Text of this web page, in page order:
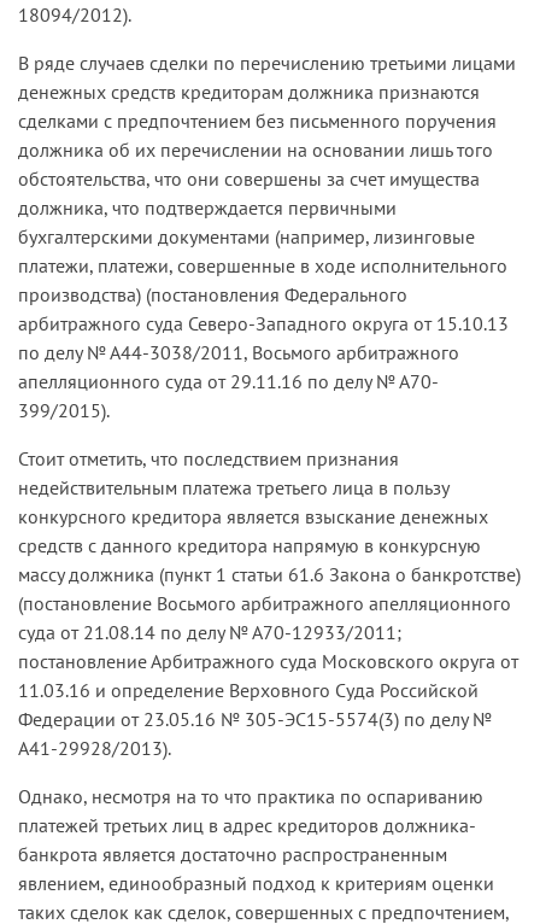
18094/2012).
В ряде случаев сделки по перечислению третьими лицами
денежных средств кредиторам должника признаются
сделками с предпочтением без письменного поручения
должника об их перечислении на основании лишь того
обстоятельства, что они совершены за счет имущества
должника, что подтверждается первичными
бухгалтерскими документами (например, лизинговые
платежи, платежи, совершенные в ходе исполнительного
производства) (постановления Федерального
арбитражного суда Северо-Западного округа от 15.10.13
по делу № А44-3038/2011, Восьмого арбитражного
апелляционного суда от 29.11.16 по делу № А70-
399/2015).
Стоит отметить, что последствием признания
недействительным платежа третьего лица в пользу
конкурсного кредитора является взыскание денежных
средств с данного кредитора напрямую в конкурсную
массу должника (пункт 1 статьи 61.6 Закона о банкротстве)
(постановление Восьмого арбитражного апелляционного
суда от 21.08.14 по делу № А70-12933/2011;
постановление Арбитражного суда Московского округа от
11.03.16 и определение Верховного Суда Российской
Федерации от 23.05.16 № 305-ЭС15-5574(3) по делу №
А41-29928/2013).
Однако, несмотря на то что практика по оспариванию
платежей третьих лиц в адрес кредиторов должника-
банкрота является достаточно распространенным
явлением, единообразный подход к критериям оценки
таких сделок как сделок, совершенных с предпочтением,